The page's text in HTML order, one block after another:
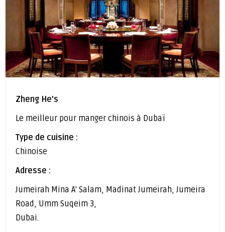
Zheng He’s
Le meilleur pour manger chinois à Dubaï
Type de cuisine :
Chinoise
Adresse :
Jumeirah Mina A' Salam, Madinat Jumeirah, Jumeira
Road, Umm Suqeim 3,
Dubai.